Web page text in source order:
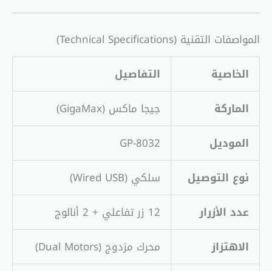
المواصفات التقنية (Technical Specifications)
الخاصية
التفاصيل
الماركة
جيجا ماكس (GigaMax)
الموديل
GP-8032
نوع التوصيل
سلكي (Wired USB)
عدد الأزرار
12 زر تفاعلي + 2 أنالوج
الاهتزاز
محرك مزدوج (Dual Motors)